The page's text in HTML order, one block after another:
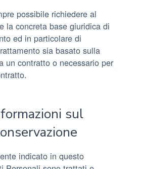
possibile richiedere al
la concreta base giuridica di
ed in particolare di
sia basato sulla
un contratto o necessario per
sul
indicato in questo